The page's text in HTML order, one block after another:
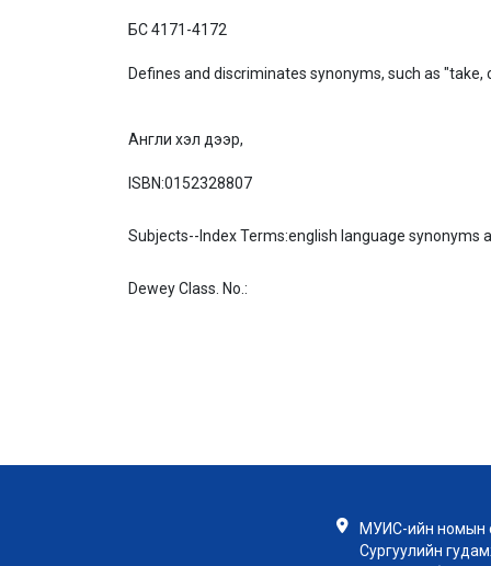
БС 4171-4172
Defines and discriminates synonyms, such as
Англи хэл дээр,
ISBN:0152328807
Subjects--Index Terms:english language synonyms
Dewey Class. No.:
МУИС-ийн номын
Сургуулийн